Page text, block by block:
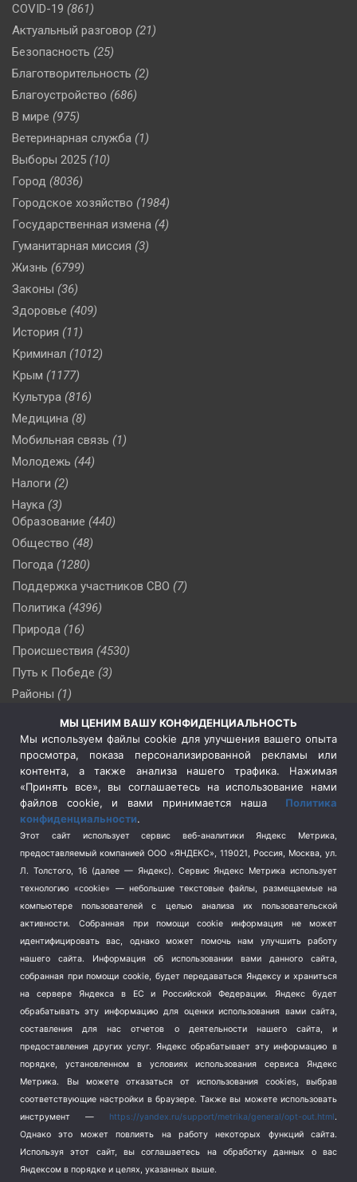
COVID-19 (861)
Актуальный разговор (21)
Безопасность (25)
Благотворительность (2)
Благоустройство (686)
В мире (975)
Ветеринарная служба (1)
Выборы 2025 (10)
Город (8036)
Городское хозяйство (1984)
Государственная измена (4)
Гуманитарная миссия (3)
Жизнь (6799)
Законы (36)
Здоровье (409)
История (11)
Криминал (1012)
Крым (1177)
Культура (816)
Медицина (8)
Мобильная связь (1)
Молодежь (44)
Налоги (2)
Наука (3)
Образование (440)
Общество (48)
Погода (1280)
Поддержка участников СВО (7)
Политика (4396)
Природа (16)
Происшествия (4530)
Путь к Победе (3)
Районы (1)
Сельское хозяйство (3)
Социальная политика
(3)
Спецоперация в Украине
Спецоперация на Украине
(404)
Спорт (740)
Терроризм (1)
Транспорт (262)
Туризм (178)
Флот (76)
Школа и спорт (2)
Экология (8)
Экономика (1172)
МЫ ЦЕНИМ ВАШУ КОНФИДЕНЦИАЛЬНОСТЬ
Мы используем файлы cookie для улучшения вашего опыта
просмотра, показа персонализированной рекламы или
контента, а также анализа нашего трафика. Нажимая
«Принять все», вы соглашаетесь на использование нами
файлов cookie, и вами принимается наша Политика
конфиденциальности.
Этот сайт использует сервис веб-аналитики Яндекс Метрика,
предоставляемый компанией ООО «ЯНДЕКС», 119021, Россия, Москва, ул.
Л. Толстого, 16 (далее — Яндекс). Сервис Яндекс Метрика использует
технологию «cookie» — небольшие текстовые файлы, размещаемые на
компьютере пользователей с целью анализа их пользовательской
активности.
Собранная при помощи cookie информация не может
идентифицировать вас, однако может помочь нам улучшить работу
нашего сайта. Информация об использовании вами данного сайта,
собранная при помощи cookie, будет передаваться Яндексу и храниться
на сервере Яндекса в ЕС и Российской Федерации. Яндекс будет
обрабатывать эту информацию для оценки использования вами сайта,
составления для нас отчетов о деятельности нашего сайта, и
предоставления других услуг. Яндекс обрабатывает эту информацию в
порядке, установленном в условиях использования сервиса Яндекс
Метрика.
Вы можете отказаться от использования cookies, выбрав
соответствующие настройки в браузере. Также вы можете использовать
инструмент — https://yandex.ru/support/metrika/general/opt-out.html.
Однако это может повлиять на работу некоторых функций сайта.
Используя этот сайт, вы соглашаетесь на обработку данных о вас
Яндексом в порядке и целях, указанных выше.